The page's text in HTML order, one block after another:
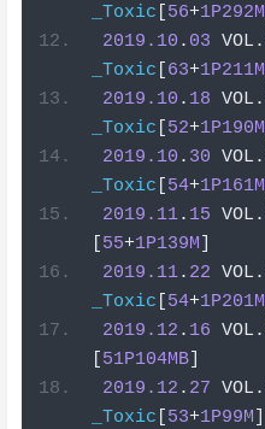
_Toxic
56+1P292M
2019.10 . 03 VOL .
_Toxic
63+1P211M
2019.10 . 18 VOL .
_Toxic
52+1P190M
2019.10 . 30 VOL .
_Toxic
54+1P161M
2019.11. 15 VOL .
55+1P139M
2019.11. 22 VOL .
_Toxic
54+1P201M
2019.12 . 16 VOL .
51P104MB]
2019.12 . 27 VOL .
_Toxic
53+1P99M